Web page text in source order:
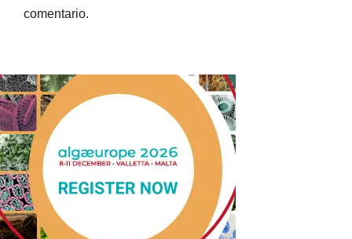
comentario.